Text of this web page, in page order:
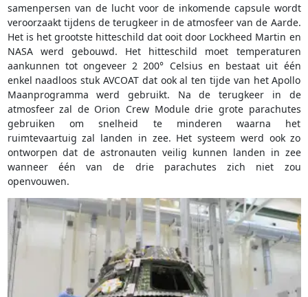
samenpersen van de lucht voor de inkomende capsule wordt
veroorzaakt tijdens de terugkeer in de atmosfeer van de Aarde.
Het is het grootste hitteschild dat ooit door Lockheed Martin en
NASA werd gebouwd. Het hitteschild moet temperaturen
aankunnen tot ongeveer 2 200° Celsius en bestaat uit één
enkel naadloos stuk AVCOAT dat ook al ten tijde van het Apollo
Maanprogramma werd gebruikt. Na de terugkeer in de
atmosfeer zal de Orion Crew Module drie grote parachutes
gebruiken om snelheid te minderen waarna het
ruimtevaartuig zal landen in zee. Het systeem werd ook zo
ontworpen dat de astronauten veilig kunnen landen in zee
wanneer één van de drie parachutes zich niet zou
openvouwen.